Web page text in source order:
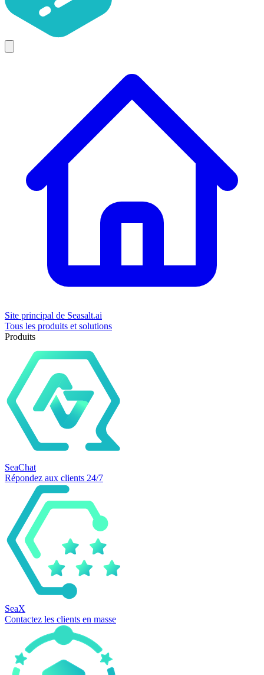
Site principal de Seasalt.ai
Tous les produits et solutions
Produits
SeaChat
Répondez aux clients 24/7
SeaX
Contactez les clients en masse